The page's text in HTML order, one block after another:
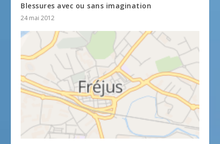
Blessures avec ou sans imagination
24 mai 2012